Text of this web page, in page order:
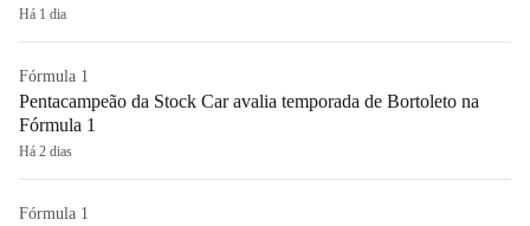
Há 1 dia
Fórmula 1
Pentacampeão da Stock Car avalia temporada de Bortoleto na
Fórmula 1
Há 2 dias
Fórmula 1